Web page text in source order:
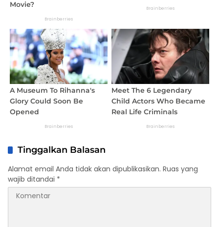
Tinggalkan Balasan
Alamat email Anda tidak akan dipublikasikan. Ruas yang
wajib ditandai *